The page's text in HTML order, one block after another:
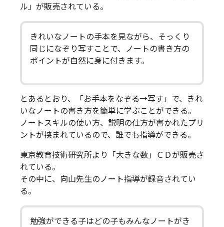
ル」が販売されている。
きれいなノートの手本を見ながら、そっくり
同じになぞり写すことで、ノートの書き方の
ポイントが自然に身に付きます。
とあるとおり、「お手本をなぞる→写す」で、きれ
いなノートの書き方を簡単に学ぶことができる。
ノートスキルの使い方、説明の仕方が書かれたプリ
ントが挟まれているので、誰でも指導ができる。
東京教育技術研究所より「大きな数」ＣＤが販売さ
れている。
その中に、向山先生のノート指導が録音されてい
る。
勉強ができる子はどの子もみんなノートがき